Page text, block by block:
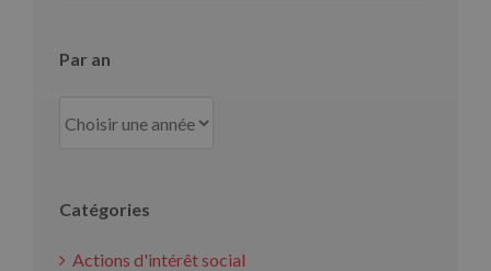
Par an
Catégories
Actions d'intérêt social